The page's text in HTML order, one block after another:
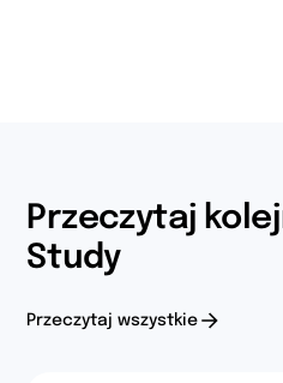
Przeczytaj
Study
Przeczytaj wszystkie